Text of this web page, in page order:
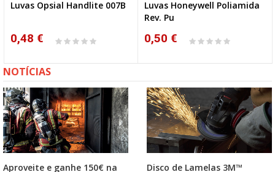
Luvas Opsial Handlite 007B
0,48 €
Luvas Honeywell Poliamida
Rev. Pu
0,50 €
NOTÍCIAS
Aproveite e ganhe 150€ na Disco de Lamelas 3M™